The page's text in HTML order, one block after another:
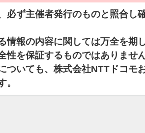
必ず主催者発行のものと照合し
情報の内容に関しては万全を期
性を保証するものではありませ
ついても、株式会社NTTドコモ
。